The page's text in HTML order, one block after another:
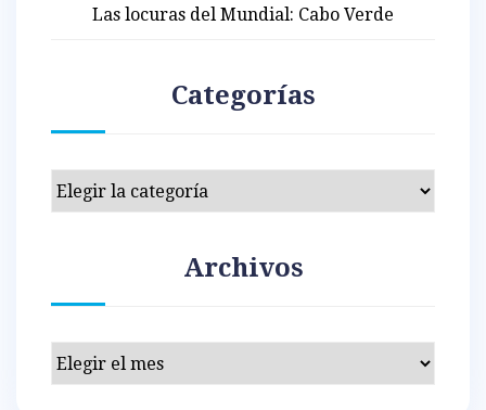
Las locuras del Mundial: Cabo Verde
Categorías
Categorías
Archivos
Archivos